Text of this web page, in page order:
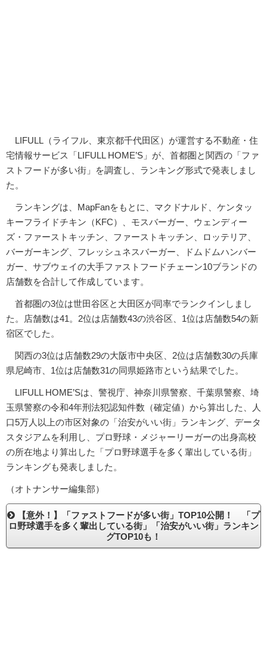
LIFULL（ライフル、東京都千代田区）が運営する不動産・住
宅情報サービス「LIFULL HOME’S」が、首都圏と関西の「ファ
ストフードが多い街」を調査し、ランキング形式で発表しまし
た。
ランキングは、MapFanをもとに、マクドナルド、ケンタッ
キーフライドチキン（KFC）、モスバーガー、ウェンディー
ズ・ファーストキッチン、ファーストキッチン、ロッテリア、
バーガーキング、フレッシュネスバーガー、ドムドムハンバー
ガー、サブウェイの大手ファストフードチェーン10ブランドの
店舗数を合計して作成しています。
首都圏の3位は世田谷区と大田区が同率でランクインしまし
た。店舗数は41。2位は店舗数43の渋谷区、1位は店舗数54の新
宿区でした。
関西の3位は店舗数29の大阪市中央区、2位は店舗数30の兵庫
県尼崎市、1位は店舗数31の同県姫路市という結果でした。
LIFULL HOME’Sは、警視庁、神奈川県警察、千葉県警察、埼
玉県警察の令和4年刑法犯認知件数（確定値）から算出した、人
口5万人以上の市区対象の「治安がいい街」ランキング、データ
スタジアムを利用し、プロ野球・メジャーリーガーの出身高校
の所在地より算出した「プロ野球選手を多く輩出している街」
ランキングも発表しました。
（オトナンサー編集部）
【意外！】「ファストフードが多い街」TOP10公開！ 「プ
ロ野球選手を多く輩出している街」「治安がいい街」ランキン
グTOP10も！